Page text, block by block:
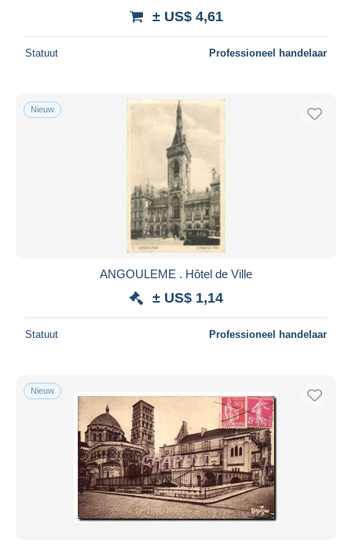
± US$ 4,61
Statuut Professioneel handelaar
Nieuw
ANGOULEME . Hôtel de Ville
± US$ 1,14
Statuut Professioneel handelaar
Nieuw